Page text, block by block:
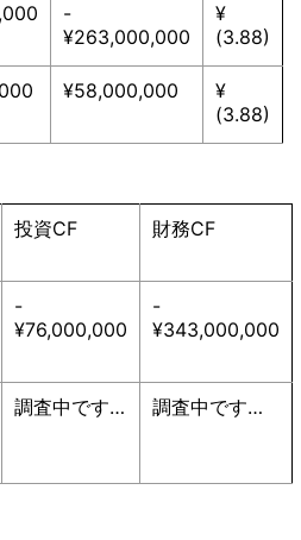
-
¥263,000,000
¥
(3.88)
¥58,000,000
¥
(3.88)
投資CF 財務CF
-
¥76,000,000
-
¥343,000,000
調査中です… 調査中です…